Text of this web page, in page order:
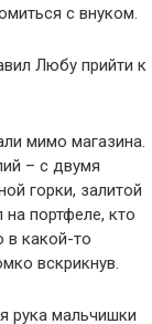
с внуком.
Любу прийти к
мимо магазина.
– с двумя
горки, залитой
портфеле, кто
в какой-то
вскрикнув.
рука мальчишки